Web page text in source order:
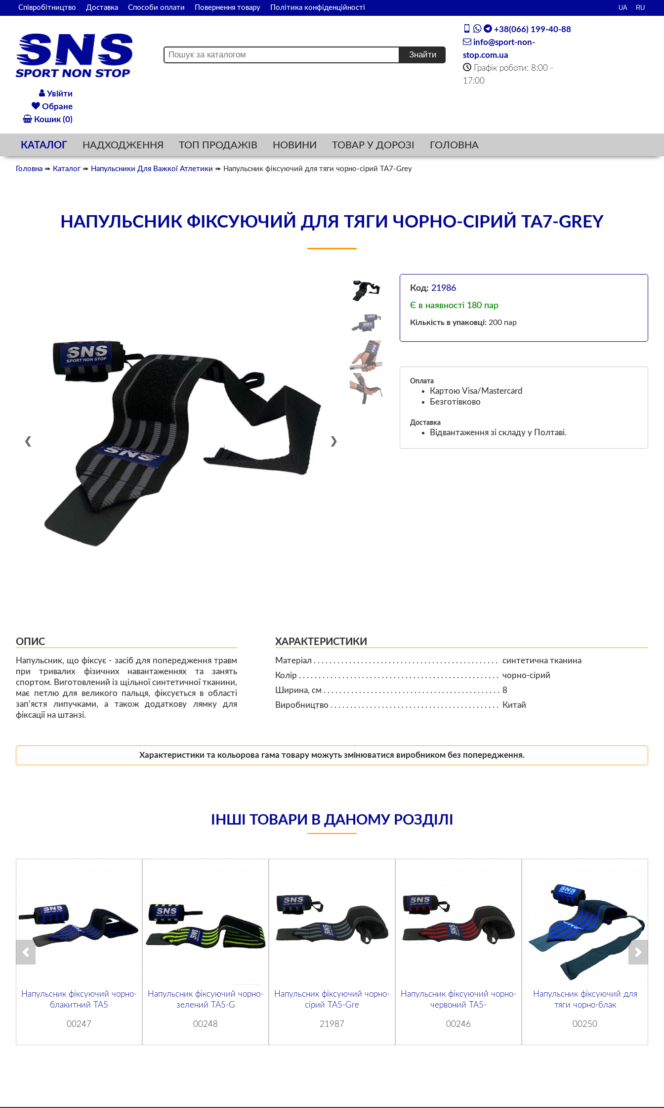
Співробітництво Доставка Способи оплати Повернення товару Політика конфіденційності
+38(066) 199-40-88
info@sport-non-
stop.com.ua
Графік роботи: 8:00 -
17:00
Увійти
Обране
Кошик (0)
КАТАЛОГ НАДХОДЖЕННЯ ТОП ПРОДАЖІВ НОВИНИ ТОВАР У ДОРОЗІ ГОЛОВНА
Головна ➠ Каталог ➠ Напульсники Для Важкої Атлетики ➠ Напульсник фіксуючий для тяги чорно-сірий TA7-Grey
НАПУЛЬСНИК ФІКСУЮЧИЙ ДЛЯ ТЯГИ ЧОРНО-СІРИЙ TA7-GREY
❮ ❯
Код: 21986
Є в наявності 180 пар
Кількість в упаковці: 200 пар
Оплата
Картою Visa/Mastercard
Безготівково
Доставка
Відвантаження зі складу у Полтаві.
ОПИС
Напульсник, що фіксує - засіб для попередження травм
при тривалих фізичних навантаженнях та занять
спортом. Виготовлений із щільної синтетичної тканини,
має петлю для великого пальця, фіксується в області
зап'ястя липучками, а також додаткову лямку для
фіксації на штанзі.
ХАРАКТЕРИСТИКИ
Матеріал
синтетична тканина
Колір
чорно-сірий
Ширина, см
8
Виробництво
Китай
Характеристики та кольорова гама товару можуть змінюватися виробником без попередження.
ІНШІ ТОВАРИ В ДАНОМУ РОЗДІЛІ
Напульсник фіксуючий чорно-
блакитний ТА5
00247
Напульсник фіксуючий чорно-
зелений ТА5-G
00248
Напульсник фіксуючий чорно-
сірий TA5-Gre
21987
Напульсник фіксуючий чорно-
червоний ТА5-
00246
Напульсник фіксуючий для
тяги чорно-блак
00250